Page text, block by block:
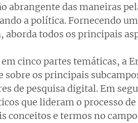
abrangente das maneiras
a política. Fornecendo
aborda todos os principais
cinco partes temáticas, a
sobre os principais
de pesquisa digital. Em
que lideram o processo
conceitos e termos no